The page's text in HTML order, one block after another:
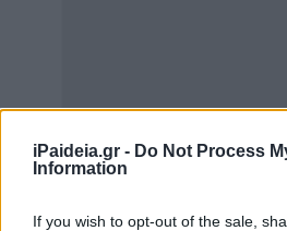
iPaideia.gr - Do Not Process
Information
If you wish to opt-out of the sale,